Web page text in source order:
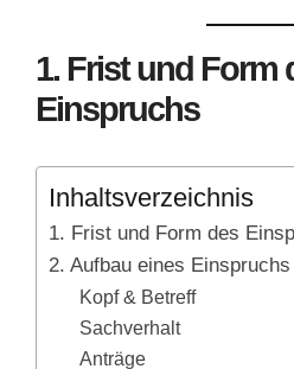
1. Frist und Form
Einspruchs
Inhaltsverzeichnis
1. Frist und Form des
2. Aufbau eines Einspruchs
Kopf & Betreff
Sachverhalt
Anträge